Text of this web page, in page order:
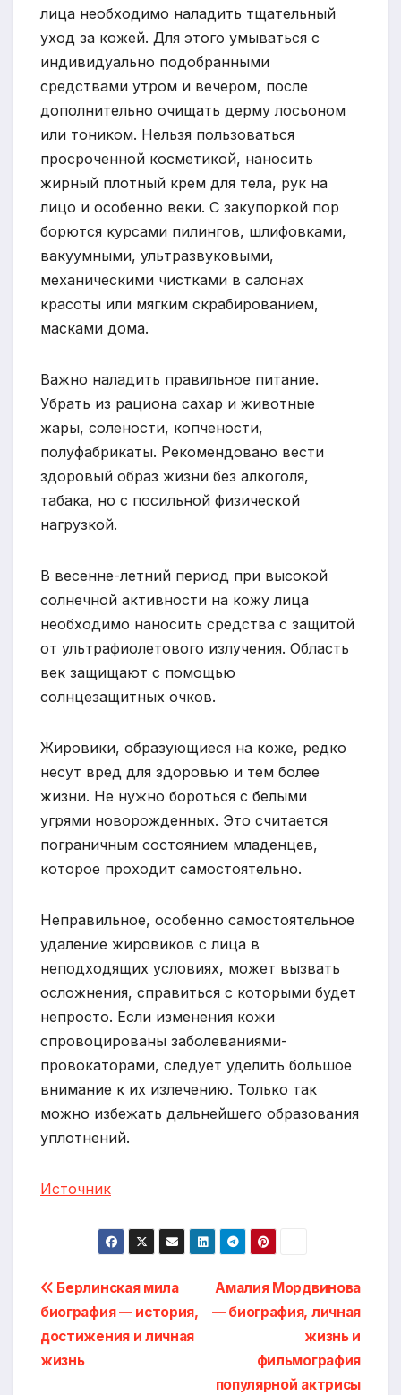
лица необходимо наладить тщательный
уход за кожей. Для этого умываться с
индивидуально подобранными
средствами утром и вечером, после
дополнительно очищать дерму лосьоном
или тоником. Нельзя пользоваться
просроченной косметикой, наносить
жирный плотный крем для тела, рук на
лицо и особенно веки. С закупоркой пор
борются курсами пилингов, шлифовками,
вакуумными, ультразвуковыми,
механическими чистками в салонах
красоты или мягким скрабированием,
масками дома.
Важно наладить правильное питание.
Убрать из рациона сахар и животные
жары, солености, копчености,
полуфабрикаты. Рекомендовано вести
здоровый образ жизни без алкоголя,
табака, но с посильной физической
нагрузкой.
В весенне-летний период при высокой
солнечной активности на кожу лица
необходимо наносить средства с защитой
от ультрафиолетового излучения. Область
век защищают с помощью
солнцезащитных очков.
Жировики, образующиеся на коже, редко
несут вред для здоровью и тем более
жизни. Не нужно бороться с белыми
угрями новорожденных. Это считается
пограничным состоянием младенцев,
которое проходит самостоятельно.
Неправильное, особенно самостоятельное
удаление жировиков с лица в
неподходящих условиях, может вызвать
осложнения, справиться с которыми будет
непросто. Если изменения кожи
спровоцированы заболеваниями-
провокаторами, следует уделить большое
внимание к их излечению. Только так
можно избежать дальнейшего образования
уплотнений.
Источник
Навигация
по
записям
Амалия Мордвинова
— биография, личная
жизнь и
фильмография
популярной актрисы
Берлинская мила
биография — история,
достижения и личная
жизнь